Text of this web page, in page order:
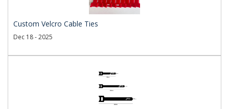
Custom Velcro Cable Ties
Dec 18 - 2025